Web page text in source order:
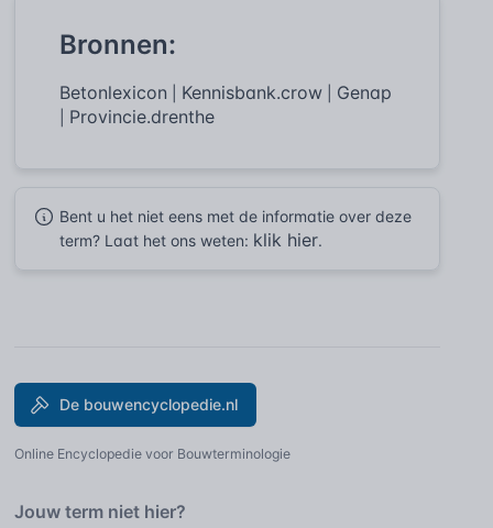
Bronnen:
Betonlexicon Kennisbank.crow Genap
Provincie.drenthe
Bent u het niet eens met de informatie over deze
term? Laat het ons weten: klik hier.
De bouwencyclopedie.nl
Online Encyclopedie voor Bouwterminologie
Jouw term niet hier?